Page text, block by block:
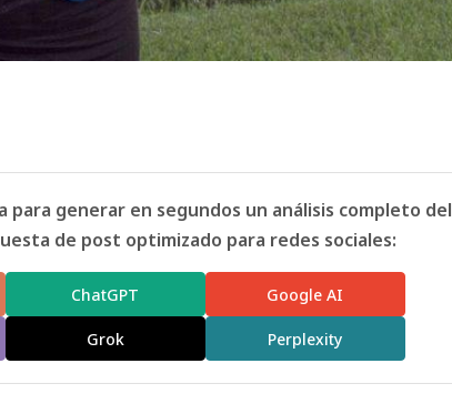
para generar en segundos un análisis completo del
de post optimizado para redes sociales:
ChatGPT Google AI
Grok Perplexity